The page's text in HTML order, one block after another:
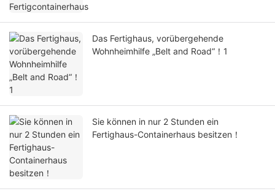
Das Fertighaus, vorübergehende
Wohnheimhilfe „Belt and Road“！1
Sie können in nur 2 Stunden ein
Fertighaus-Containerhaus besitzen！